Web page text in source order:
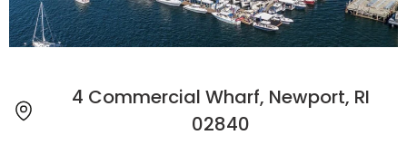
4 Commercial Wharf, Newport, RI
02840